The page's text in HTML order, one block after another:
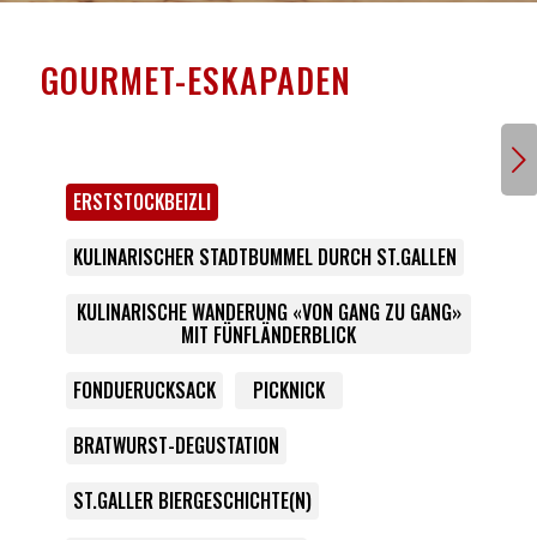
GOURMET-ESKAPADEN
ERSTSTOCKBEIZLI
KULINARISCHER STADTBUMMEL DURCH ST.GALLEN
KULINARISCHE WANDERUNG «VON GANG ZU GANG»
MIT FÜNFLÄNDERBLICK
FONDUERUCKSACK
PICKNICK
BRATWURST-DEGUSTATION
ST.GALLER BIERGESCHICHTE(N)